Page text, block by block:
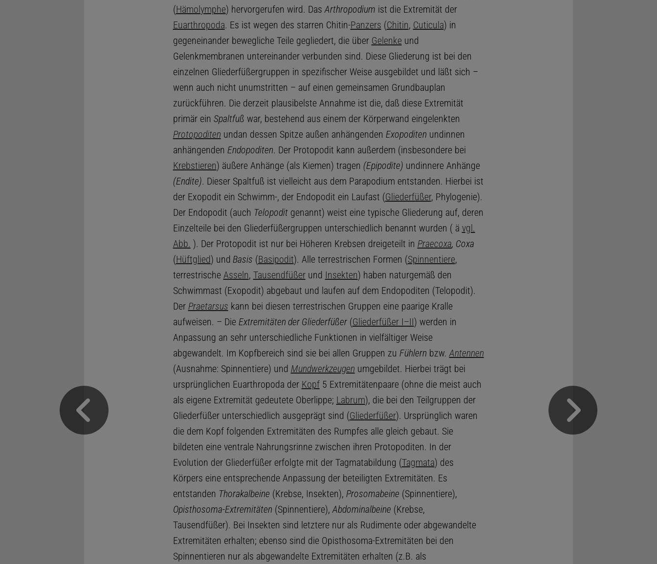
(Hämolymphe) hervorgerufen wird. Das Arthropodium ist die Extremität der
Euarthropoda. Es ist wegen des starren Chitin-Panzers (Chitin, Cuticula) in
gegeneinander bewegliche Teile gegliedert, die über Gelenkeund
Gelenkmembranen untereinander verbunden sind. Diese Gliederung ist bei den
einzelnen Gliederfüßergruppen in spezifischer Weise ausgebildet und läßt sich –
wenn auch nicht unumstritten – auf einen gemeinsamen Grundbauplan
zurückführen. Die derzeit plausibelste Annahme ist die, daß diese Extremität
primär ein Spaltfuß war, bestehend aus einem der Körperwand eingelenkten
Protopoditen undan dessen Spitze außen anhängenden Exopoditen undinnen
anhängenden Endopoditen. Der Protopodit kann außerdem (insbesondere bei
Krebstieren) äußere Anhänge (als Kiemen) tragen (Epipodite) undinnere Anhänge
(Endite). Dieser Spaltfuß ist vielleicht aus dem Parapodium entstanden. Hierbei ist
der Exopodit ein Schwimm-, der Endopodit ein Laufast (Gliederfüßer, Phylogenie).
Der Endopodit (auch Telopoditgenannt) weist eine typische Gliederung auf, deren
Einzelteile bei den Gliederfüßergruppen unterschiedlich benannt wurden ( ä vgl.
Abb. ). Der Protopodit ist nur bei Höheren Krebsen dreigeteilt in Praecoxa, Coxa
(Hüftglied) und Basis (Basipodit). Alle terrestrischen Formen (Spinnentiere,
terrestrische Asseln, Tausendfüßerund Insekten) haben naturgemäß den
Schwimmast (Exopodit) abgebaut und laufen auf dem Endopoditen (Telopodit).
Der Praetarsus kann bei diesen terrestrischen Gruppen eine paarige Kralle
aufweisen. – Die Extremitäten der Gliederfüßer(Gliederfüßer I–II) werden in
Anpassung an sehr unterschiedliche Funktionen in vielfältiger Weise
abgewandelt. Im Kopfbereich sind sie bei allen Gruppen zu Fühlern bzw. Antennen
(Ausnahme: Spinnentiere) und Mundwerkzeugen umgebildet. Hierbei trägt bei
ursprünglichen Euarthropoda der Kopf5 Extremitätenpaare (ohne die meist auch
als eigene Extremität gedeutete Oberlippe; Labrum), die bei den Teilgruppen der
Gliederfüßer unterschiedlich ausgeprägt sind (Gliederfüßer). Ursprünglich waren
die dem Kopf folgenden Extremitäten des Rumpfes alle gleich gebaut. Sie
bildeten eine ventrale Nahrungsrinne zwischen ihren Protopoditen. In der
Evolution der Gliederfüßer erfolgte mit der Tagmatabildung (Tagmata) des
Körpers eine entsprechende Anpassung der beteiligten Extremitäten. Es
entstanden Thorakalbeine (Krebse, Insekten), Prosomabeine (Spinnentiere),
Opisthosoma-Extremitäten (Spinnentiere), Abdominalbeine (Krebse,
Tausendfüßer). Bei Insekten sind letztere nur als Rudimente oder abgewandelte
Extremitäten erhalten; ebenso sind die Opisthosoma-Extremitäten bei den
Spinnentieren nur als abgewandelte Extremitäten erhalten (z.B. als